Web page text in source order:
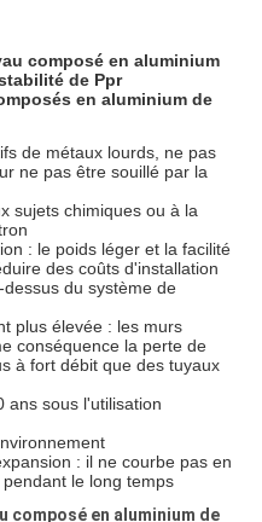
composé en aluminium
de Ppr
en aluminium de
de métaux lourds, ne pas
ne pas être souillé par la
sujets chimiques ou à la
: le poids léger et la facilité
des coûts d'installation
du système de
plus élevée : les murs
conséquence la perte de
à fort débit que des tuyaux
ans sous l'utilisation
: il ne courbe pas en
le long temps
composé en aluminium de